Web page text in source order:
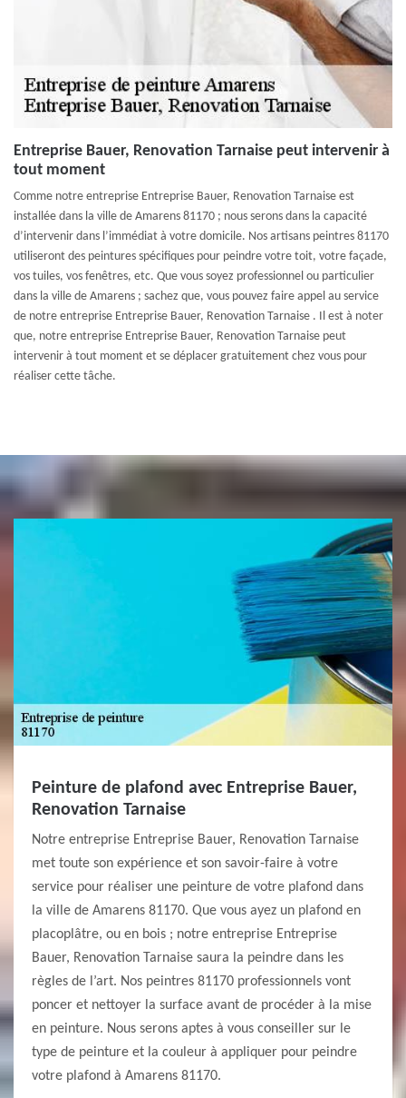
Entreprise Bauer, Renovation Tarnaise peut intervenir à
tout moment
Comme notre entreprise Entreprise Bauer, Renovation Tarnaise est
installée dans la ville de Amarens 81170 ; nous serons dans la capacité
d’intervenir dans l’immédiat à votre domicile. Nos artisans peintres 81170
utiliseront des peintures spécifiques pour peindre votre toit, votre façade,
vos tuiles, vos fenêtres, etc. Que vous soyez professionnel ou particulier
dans la ville de Amarens ; sachez que, vous pouvez faire appel au service
de notre entreprise Entreprise Bauer, Renovation Tarnaise . Il est à noter
que, notre entreprise Entreprise Bauer, Renovation Tarnaise peut
intervenir à tout moment et se déplacer gratuitement chez vous pour
réaliser cette tâche.
Peinture de plafond avec Entreprise Bauer,
Renovation Tarnaise
Notre entreprise Entreprise Bauer, Renovation Tarnaise
met toute son expérience et son savoir-faire à votre
service pour réaliser une peinture de votre plafond dans
la ville de Amarens 81170. Que vous ayez un plafond en
placoplâtre, ou en bois ; notre entreprise Entreprise
Bauer, Renovation Tarnaise saura la peindre dans les
règles de l’art. Nos peintres 81170 professionnels vont
poncer et nettoyer la surface avant de procéder à la mise
en peinture. Nous serons aptes à vous conseiller sur le
type de peinture et la couleur à appliquer pour peindre
votre plafond à Amarens 81170.